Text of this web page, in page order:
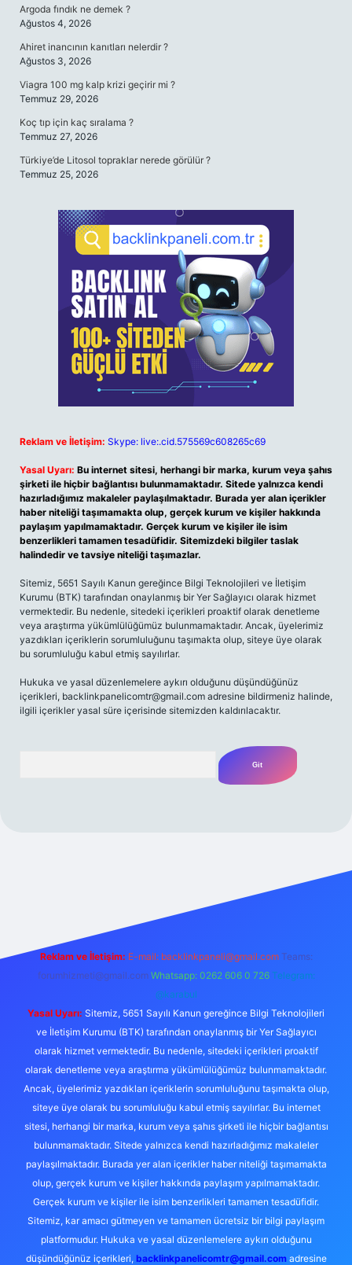
Argoda fındık ne demek ?
Ağustos 4, 2026
Ahiret inancının kanıtları nelerdir ?
Ağustos 3, 2026
Viagra 100 mg kalp krizi geçirir mi ?
Temmuz 29, 2026
Koç tıp için kaç sıralama ?
Temmuz 27, 2026
Türkiye’de Litosol topraklar nerede görülür ?
Temmuz 25, 2026
Reklam ve İletişim: Skype: live:.cid.575569c608265c69
Yasal Uyarı: Bu internet sitesi, herhangi bir marka, kurum veya şahıs
şirketi ile hiçbir bağlantısı bulunmamaktadır. Sitede yalnızca kendi
hazırladığımız makaleler paylaşılmaktadır. Burada yer alan içerikler
haber niteliği taşımamakta olup, gerçek kurum ve kişiler hakkında
paylaşım yapılmamaktadır. Gerçek kurum ve kişiler ile isim
benzerlikleri tamamen tesadüfidir. Sitemizdeki bilgiler taslak
halindedir ve tavsiye niteliği taşımazlar.
Sitemiz, 5651 Sayılı Kanun gereğince Bilgi Teknolojileri ve İletişim
Kurumu (BTK) tarafından onaylanmış bir Yer Sağlayıcı olarak hizmet
vermektedir. Bu nedenle, sitedeki içerikleri proaktif olarak denetleme
veya araştırma yükümlülüğümüz bulunmamaktadır. Ancak, üyelerimiz
yazdıkları içeriklerin sorumluluğunu taşımakta olup, siteye üye olarak
bu sorumluluğu kabul etmiş sayılırlar.
Hukuka ve yasal düzenlemelere aykırı olduğunu düşündüğünüz
içerikleri, backlinkpanelicomtr@gmail.com adresine bildirmeniz halinde,
ilgili içerikler yasal süre içerisinde sitemizden kaldırılacaktır.
Reklam ve İletişim: E-mail: backlinkpaneli@gmail.com Teams:
forumhizmeti@gmail.com Whatsapp: 0262 606 0 726 Telegram:
@karabul
Yasal Uyarı: Sitemiz, 5651 Sayılı Kanun gereğince Bilgi Teknolojileri
ve İletişim Kurumu (BTK) tarafından onaylanmış bir Yer Sağlayıcı
olarak hizmet vermektedir. Bu nedenle, sitedeki içerikleri proaktif
olarak denetleme veya araştırma yükümlülüğümüz bulunmamaktadır.
Ancak, üyelerimiz yazdıkları içeriklerin sorumluluğunu taşımakta olup,
siteye üye olarak bu sorumluluğu kabul etmiş sayılırlar. Bu internet
sitesi, herhangi bir marka, kurum veya şahıs şirketi ile hiçbir bağlantısı
bulunmamaktadır. Sitede yalnızca kendi hazırladığımız makaleler
paylaşılmaktadır. Burada yer alan içerikler haber niteliği taşımamakta
olup, gerçek kurum ve kişiler hakkında paylaşım yapılmamaktadır.
Gerçek kurum ve kişiler ile isim benzerlikleri tamamen tesadüfidir.
Sitemiz, kar amacı gütmeyen ve tamamen ücretsiz bir bilgi paylaşım
platformudur. Hukuka ve yasal düzenlemelere aykırı olduğunu
düşündüğünüz içerikleri, backlinkpanelicomtr@gmail.comadresine